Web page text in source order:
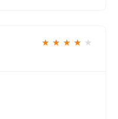
★ ★ ★ ★ ★